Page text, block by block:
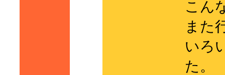
こん
また
いろ
た。